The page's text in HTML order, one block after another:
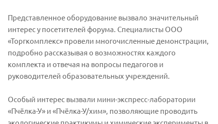
Представленное оборудование вызвало значительный
интерес у посетителей форума. Специалисты ООО
«Торгкомплекс» провели многочисленные демонстрации,
подробно рассказывая о возможностях каждого
комплекта и отвечая на вопросы педагогов и
руководителей образовательных учреждений.
Особый интерес вызвали мини-экспресс-лаборатории
«Пчёлка-У» и «Пчёлка-У/хим», позволяющие проводить